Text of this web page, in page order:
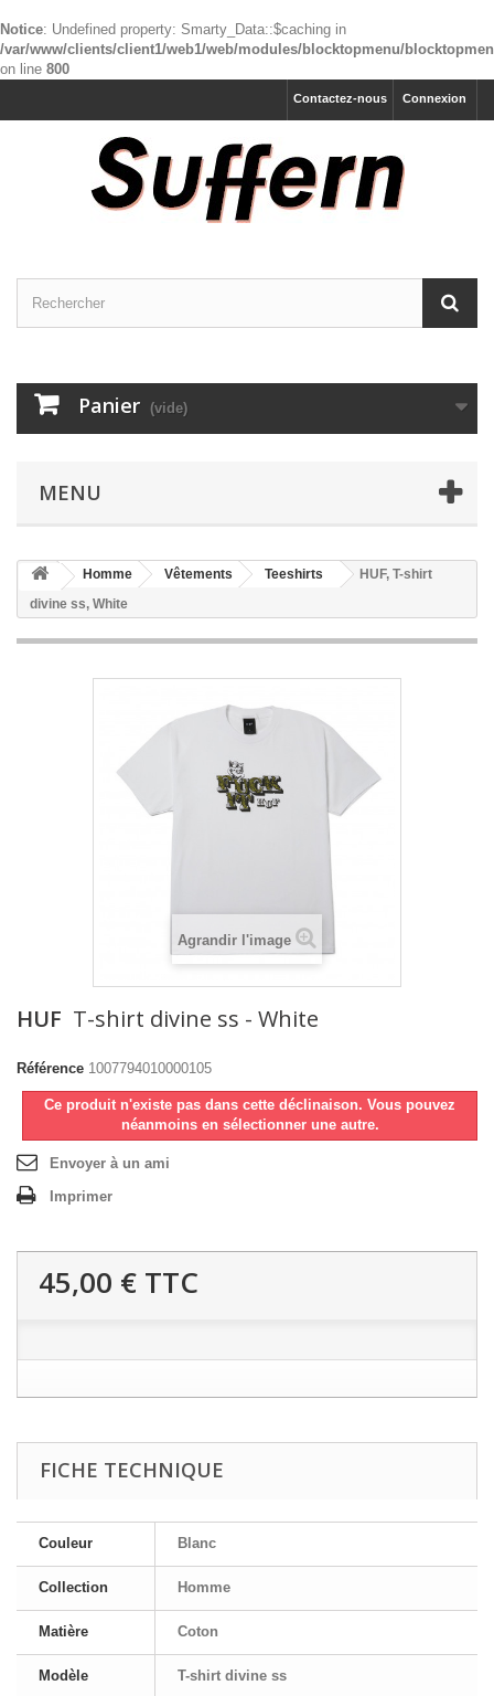
Notice: Undefined property: Smarty_Data::$caching in
/var/www/clients/client1/web1/web/modules/blocktopmenu/
on line 800
Connexion
Contactez-nous
Panier (vide)
MENU
Homme Vêtements Teeshirts
HUF, T-shirt
divine ss, White
Agrandir l'image
HUF T-shirt divine ss - White
Référence 1007794010000105
Ce produit n'existe pas dans cette déclinaison. Vous pouvez
néanmoins en sélectionner une autre.
Envoyer à un ami
Imprimer
45,00 € TTC
FICHE TECHNIQUE
Couleur Blanc
Collection Homme
Matière Coton
Modèle T-shirt divine ss